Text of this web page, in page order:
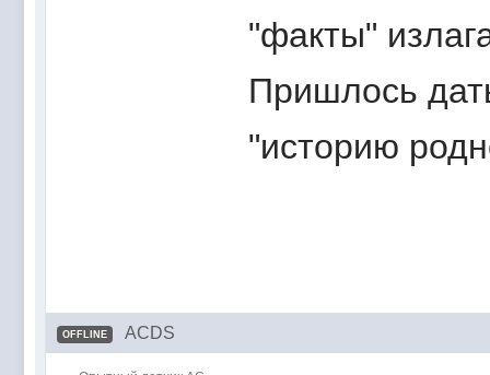
"факты"
Пришлось
"историю
OFFLINE ACDS